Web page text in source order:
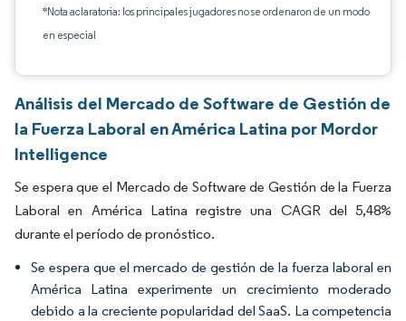
*Nota aclaratoria: los principales jugadores no se ordenaron de un modo
en especial
Análisis del Mercado de Software de Gestión de
la Fuerza Laboral en América Latina por Mordor
Intelligence
Se espera que el Mercado de Software de Gestión de la Fuerza
Laboral en América Latina registre una CAGR del 5,48%
durante el período de pronóstico.
Se espera que el mercado de gestión de la fuerza laboral en
América Latina experimente un crecimiento moderado
debido a la creciente popularidad del SaaS. La competencia